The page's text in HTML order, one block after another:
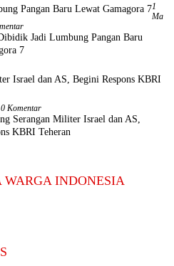
1
Ma
Jadi Lumbung Pangan Baru
7
0 Komentar
Serangan Militer Israel dan AS,
KBRI Teheran
WARGA INDONESIA